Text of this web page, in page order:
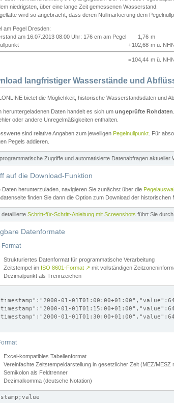
niedrigsten, über eine lange Zeit gemessenen Wasserstand.
wird so angebracht, dass deren Nullmarkierung dem
am Pegel Dresden:
am 16.07.2013 08:00 Uhr: 176 cm am Pegel
1,76 m
+102,68 m ü. NHN
=104,44 m ü. NHN
langfristiger Wasserstände und
bietet die Möglichkeit, historische Wasserstandsdaten und
heruntergeladenen Daten handelt es sich um ungeprüfte Rohdaten
oder andere Unregelmäßigkeiten enthalten.
sind relative Angaben zum jeweiligen Pegelnullpunkt . Für
Pegels addieren.
programmatische Zugriffe und automatisierte Datenabfragen aktueller
auf die Download-Funktion
Daten herunterzuladen, navigieren Sie zunächst über die
finden Sie dann die Option zum Download der historischen
detaillierte Schritt-für-Schritt-Anleitung mit Screenshots führt Sie
Datenformate
Format
Strukturiertes Datenformat für programmatische Verarbeitung
Zeitstempel im ISO 8601-Format ↗ mit vollständigen
Dezimalpunkt als Trennzeichen
01-
01-
01-
Excel-kompatibles Tabellenformat
Vereinfachte Zeitstempeldarstellung in gesetzlicher Zeit (MEZ/MESZ
Semikolon als Feldtrenner
Dezimalkomma (deutsche Notation)